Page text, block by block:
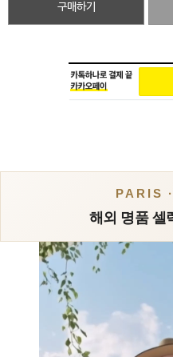
구매하기
PARIS
해외 명품 셀